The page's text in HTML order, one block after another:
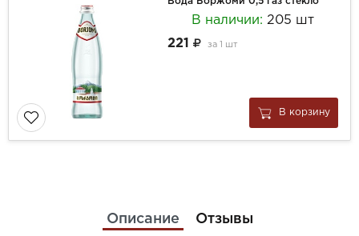
В наличии: 205 шт
221
за 1 шт
В корзину
Описание Отзывы